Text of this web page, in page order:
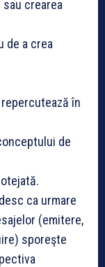
crearea
de a crea
în
de
ca urmare
(emitere,
sporeşte